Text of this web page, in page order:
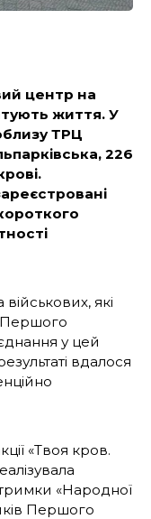
центр на
життя. У
ТРЦ
226
які
Першого
у цей
вдалося
«Твоя кров.
«Народної
Першого